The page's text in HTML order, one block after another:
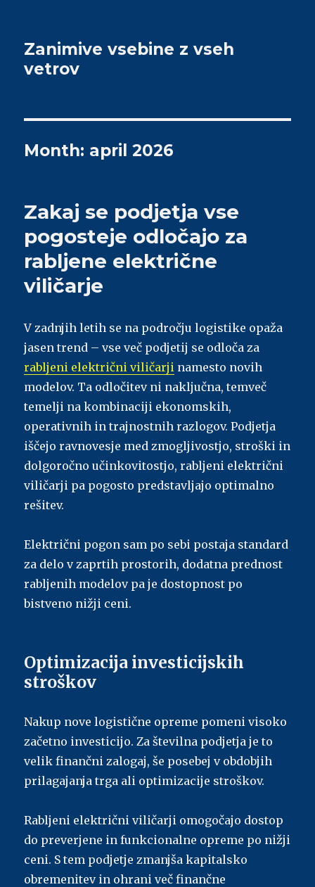
Zanimive vsebine z vseh
vetrov
Month: april 2026
Zakaj se podjetja vse
pogosteje odločajo za
rabljene električne
viličarje
V zadnjih letih se na področju logistike opaža
jasen trend – vse več podjetij se odloča za
rabljeni električni viličarji namesto novih
modelov. Ta odločitev ni naključna, temveč
temelji na kombinaciji ekonomskih,
operativnih in trajnostnih razlogov. Podjetja
iščejo ravnovesje med zmogljivostjo, stroški in
dolgoročno učinkovitostjo, rabljeni električni
viličarji pa pogosto predstavljajo optimalno
rešitev.
Električni pogon sam po sebi postaja standard
za delo v zaprtih prostorih, dodatna prednost
rabljenih modelov pa je dostopnost po
bistveno nižji ceni.
Optimizacija investicijskih
stroškov
Nakup nove logistične opreme pomeni visoko
začetno investicijo. Za številna podjetja je to
velik finančni zalogaj, še posebej v obdobjih
prilagajanja trga ali optimizacije stroškov.
Rabljeni električni viličarji omogočajo dostop
do preverjene in funkcionalne opreme po nižji
ceni. S tem podjetje zmanjša kapitalsko
obremenitev in ohrani več finančne